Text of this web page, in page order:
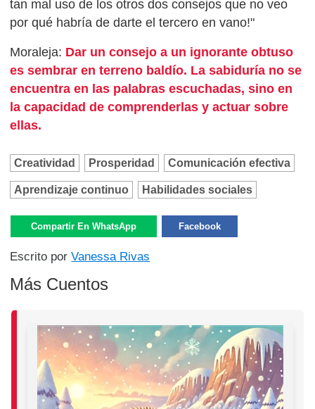
tan mal uso de los otros dos consejos que no veo
por qué habría de darte el tercero en vano!"
Moraleja: Dar un consejo a un ignorante obtuso
es sembrar en terreno baldío. La sabiduría no se
encuentra en las palabras escuchadas, sino en
la capacidad de comprenderlas y actuar sobre
ellas.
Creatividad Prosperidad Comunicación efectiva
Aprendizaje continuo Habilidades sociales
Compartir En WhatsApp Facebook
Escrito porVanessa Rivas
Más Cuentos